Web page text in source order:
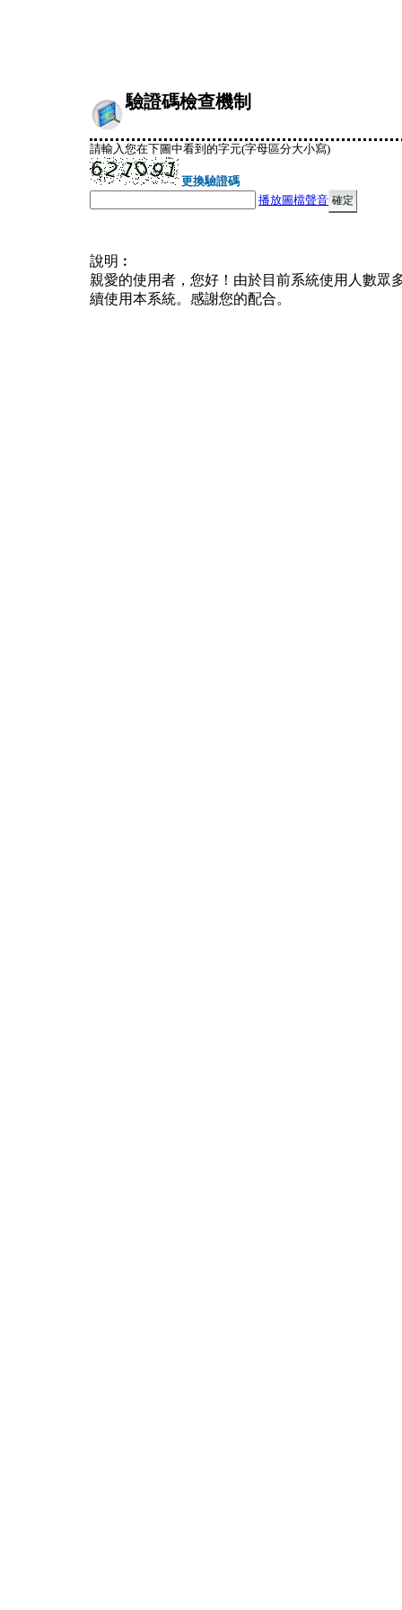
驗證碼檢查機制
請輸入您在下圖中看到的字元(字母區分大小寫)
更換驗證碼
播放圖檔聲音
說明︰
親愛的使用者，您好！由於目前系統使用人數眾
續使用本系統。感謝您的配合。